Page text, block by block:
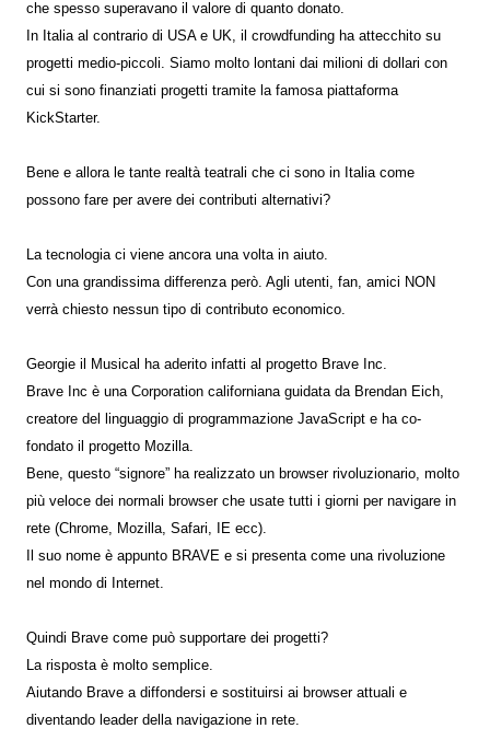
che spesso superavano il valore di quanto donato.
In Italia al contrario di USA e UK, il crowdfunding ha attecchito su
progetti medio-piccoli. Siamo molto lontani dai milioni di dollari con
cui si sono finanziati progetti tramite la famosa piattaforma
KickStarter.
Bene e allora le tante realtà teatrali che ci sono in Italia come
possono fare per avere dei contributi alternativi?
La tecnologia ci viene ancora una volta in aiuto.
Con una grandissima differenza però. Agli utenti, fan, amici NON
verrà chiesto nessun tipo di contributo economico.
Georgie il Musical ha aderito infatti al progetto Brave Inc.
Brave Inc è una Corporation californiana guidata da Brendan Eich,
creatore del linguaggio di programmazione JavaScript e ha co-
fondato il progetto Mozilla.
Bene, questo “signore” ha realizzato un browser rivoluzionario, molto
più veloce dei normali browser che usate tutti i giorni per navigare in
rete (Chrome, Mozilla, Safari, IE ecc).
Il suo nome è appunto BRAVE e si presenta come una rivoluzione
nel mondo di Internet.
Quindi Brave come può supportare dei progetti?
La risposta è molto semplice.
Aiutando Brave a diffondersi e sostituirsi ai browser attuali e
diventando leader della navigazione in rete.